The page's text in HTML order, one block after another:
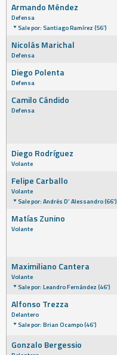
Armando Méndez
Defensa
Sale por: Santiago Ramírez (56')
Nicolás Marichal
Defensa
Diego Polenta
Defensa
Camilo Cándido
Defensa
Diego Rodríguez
Volante
Felipe Carballo
Volante
Sale por: Andrés D’ Alessandro (66')
Matías Zunino
Volante
Maximiliano Cantera
Volante
Sale por: Leandro Fernández (46')
Alfonso Trezza
Delantero
Sale por: Brian Ocampo (46')
Gonzalo Bergessio